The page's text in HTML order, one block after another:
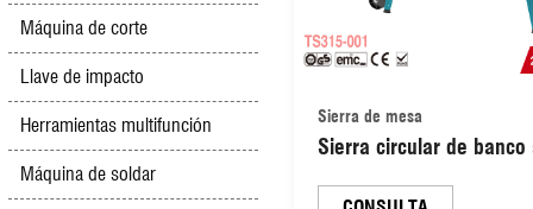
Equipos de construcción
Luz y lámparas
Máquina de corte
Llave de impacto
Herramientas multifunción
Máquina de soldar
Sierra de mesa
Sierra circular de banco